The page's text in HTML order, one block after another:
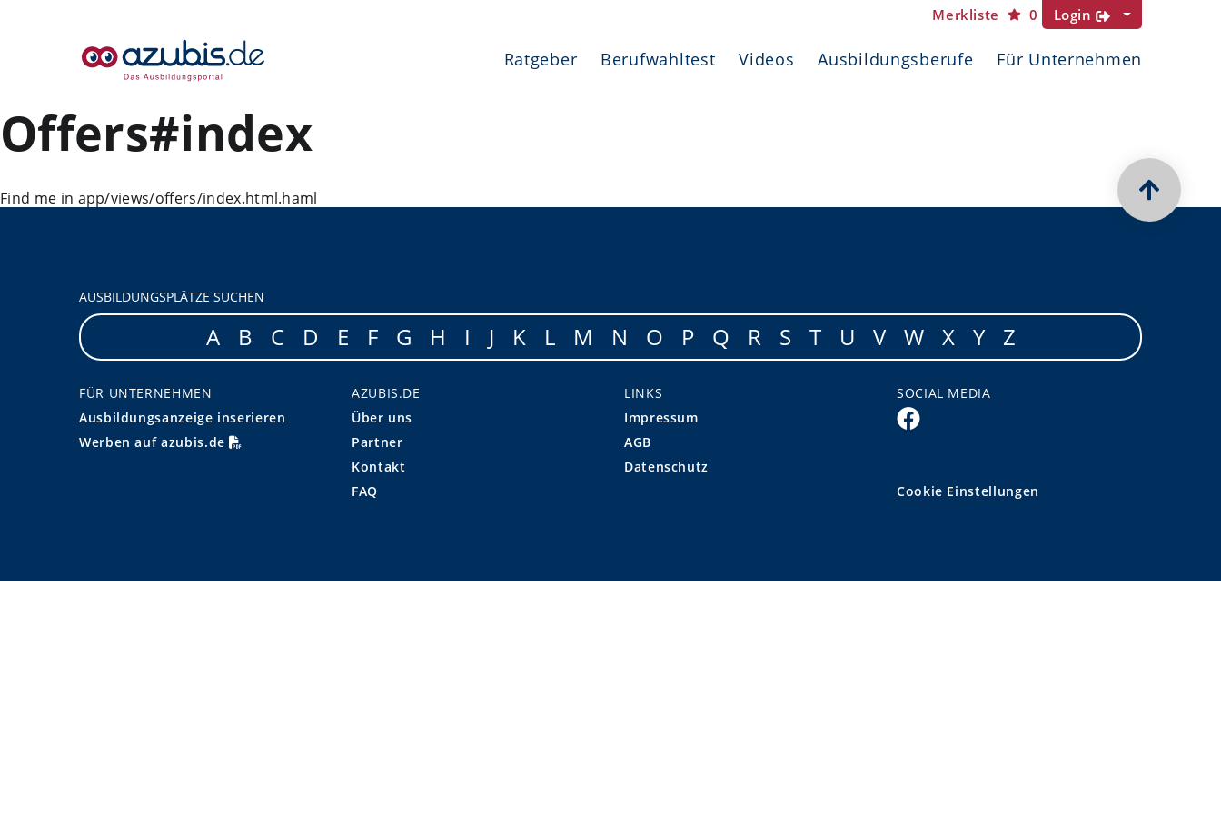
Merkliste 0 Login
Ratgeber Berufwahltest Videos Ausbildungsberufe Für Unternehmen
Offers#index
Find me in app/views/offers/index.html.haml
AUSBILDUNGSPLÄTZE SUCHEN
A B C D E F G H I J K L M N O P Q R S T U V W X Y Z
FÜR UNTERNEHMEN
Ausbildungsanzeige inserieren
Werben auf azubis.de
AZUBIS.DE
Über uns
Partner
Kontakt
FAQ
LINKS
Impressum
AGB
Datenschutz
SOCIAL MEDIA
Cookie Einstellungen